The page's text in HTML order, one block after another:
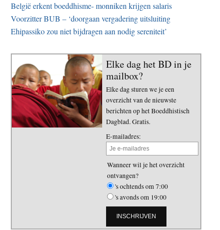
België erkent boeddhisme- monniken krijgen salaris
Voorzitter BUB – ‘doorgaan vergadering uitsluiting
Ehipassiko zou niet bijdragen aan nodig sereniteit’
Elke dag het BD in je
mailbox?
Elke dag sturen we je een
overzicht van de nieuwste
berichten op het Boeddhistisch
Dagblad. Gratis.
E-mailadres:
Wanneer wil je het overzicht
ontvangen?
's ochtends om 7:00
's avonds om 19:00